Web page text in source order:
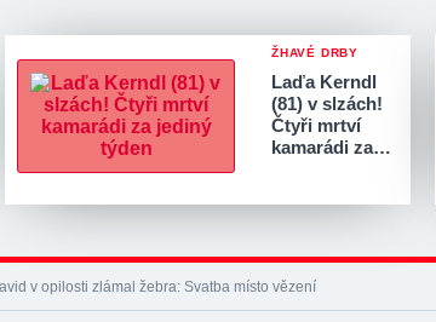
ŽHAVÉ DRBY
Laďa Kerndl
(81) v slzách!
Čtyři mrtví
kamarádi za…
v opilosti zlámal žebra: Svatba místo vězení